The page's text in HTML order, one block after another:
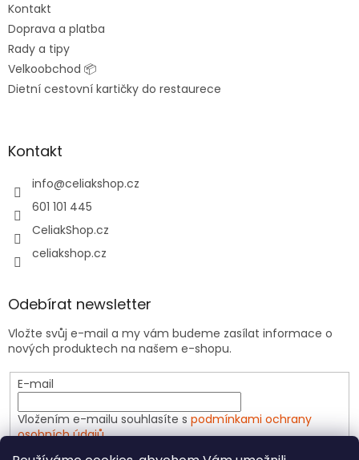
Kontakt
Doprava a platba
Rady a tipy
Velkoobchod 📦
Dietní cestovní kartičky do restaurece
Kontakt
info@celiakshop.cz
601 101 445
CeliakShop.cz
celiakshop.cz
Odebírat newsletter
Vložte svůj e-mail a my vám budeme zasílat informace o
nových produktech na našem e-shopu.
E-mail
Vložením e-mailu souhlasíte s podmínkami ochrany
osobních údajů